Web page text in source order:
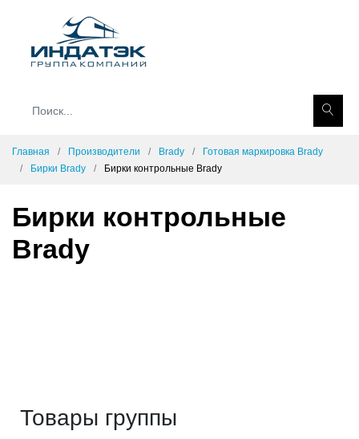
Главная Производители Brady
Готовая маркировка Brady
Бирки Brady
Бирки контрольные Brady
Бирки контрольные
Brady
Товары группы